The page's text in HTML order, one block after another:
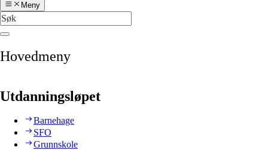
Meny
Hovedmeny
Utdanningsløpet
Barnehage
SFO
Grunnskole